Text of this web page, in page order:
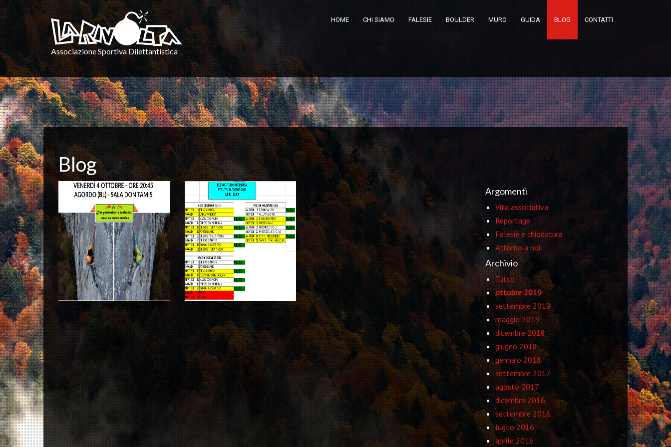
Associazione Sportiva Dilettantistica
HOME CHI SIAMO FALESIE BOULDER MURO GUIDA BLOG CONTATTI
Blog
Argomenti
Vita associativa
Reportage
Falesie e chiodatura
Attorno a noi
Archivio
Tutto
ottobre 2019
settembre 2019
maggio 2019
dicembre 2018
giugno 2018
gennaio 2018
settembre 2017
agosto 2017
dicembre 2016
settembre 2016
luglio 2016
aprile 2016